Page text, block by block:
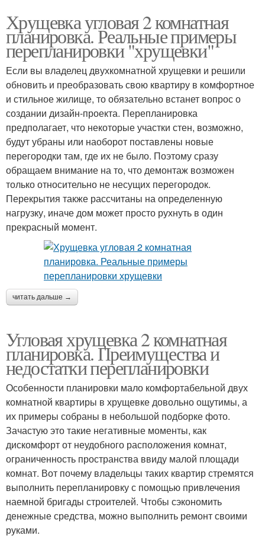
Хрущевка угловая 2 комнатная
планировка. Реальные примеры
перепланировки "хрущевки"
Если вы владелец двухкомнатной хрущевки и решили
обновить и преобразовать свою квартиру в комфортное
и стильное жилище, то обязательно встанет вопрос о
создании дизайн-проекта. Перепланировка
предполагает, что некоторые участки стен, возможно,
будут убраны или наоборот поставлены новые
перегородки там, где их не было. Поэтому сразу
обращаем внимание на то, что демонтаж возможен
только относительно не несущих перегородок.
Перекрытия также рассчитаны на определенную
нагрузку, иначе дом может просто рухнуть в один
прекрасный момент.
читать дальше →
Угловая хрущевка 2 комнатная
планировка. Преимущества и
недостатки перепланировки
Особенности планировки мало комфортабельной двух
комнатной квартиры в хрущевке довольно ощутимы, а
их примеры собраны в небольшой подборке фото.
Зачастую это такие негативные моменты, как
дискомфорт от неудобного расположения комнат,
ограниченность пространства ввиду малой площади
комнат. Вот почему владельцы таких квартир стремятся
выполнить перепланировку с помощью привлечения
наемной бригады строителей. Чтобы сэкономить
денежные средства, можно выполнить ремонт своими
руками.